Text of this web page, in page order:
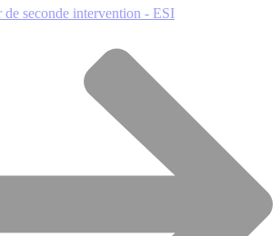
de seconde intervention - ESI